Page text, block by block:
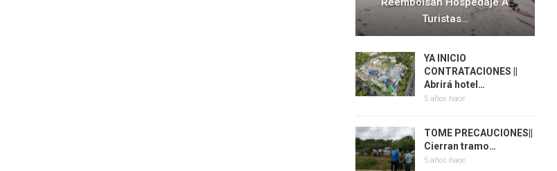
Turistas…
YA INICIO
CONTRATACIONES ||
Abrirá hotel…
5 años hace
TOME PRECAUCIONES||
Cierran tramo…
5 años hace